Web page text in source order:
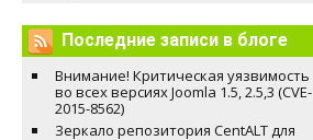
Последние записи в блоге
Внимание! Критическая уязвимость
во всех версиях Joomla 1.5, 2.5,3 (CVE-
2015-8562)
Зеркало репозитория CentALT для